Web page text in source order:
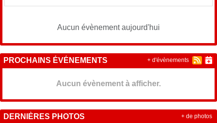
Aucun évènement aujourd'hui
PROCHAINS ÉVÉNEMENTS
Aucun évènement à afficher.
+ d'évènements
DERNIÈRES PHOTOS + de photos